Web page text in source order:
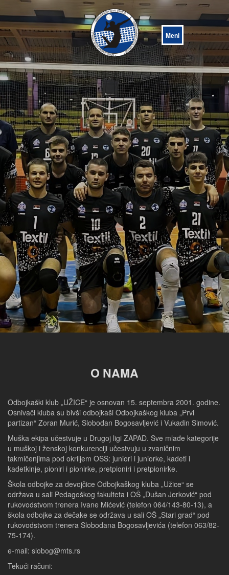
Open
Menu
O NAMA
Odbojkaški klub „UŽICE“ je osnovan 15. septembra 2001. godine.
Osnivači kluba su bivši odbojkaši Odbojkaškog kluba „Prvi
partizan“ Zoran Murić, Slobodan Bogosavljević i Vukadin Simović.
Muška ekipa učestvuje u Drugoj ligi ZAPAD. Sve mlađe kategorije
u muškoj i ženskoj konkurenciji učestvuju u zvaničnim
takmičenjima pod okriljem OSS: juniori i juniorke, kadeti i
kadetkinje, pioniri i pionirke, pretpioniri i pretpionirke.
Škola odbojke za devojčice Odbojkaškog kluba „Užice“ se
održava u sali Pedagoškog fakulteta i OŠ „Dušan Jerković“ pod
rukovodstvom trenera Ivane Mićević (telefon 064/143-80-13), a
škola odbojke za dečake se održava u sali OŠ „Stari grad“ pod
rukovodstvom trenera Slobodana Bogosavljevića (telefon 063/82-
75-174).
e-mail: slobog@mts.rs
Tekući računi: